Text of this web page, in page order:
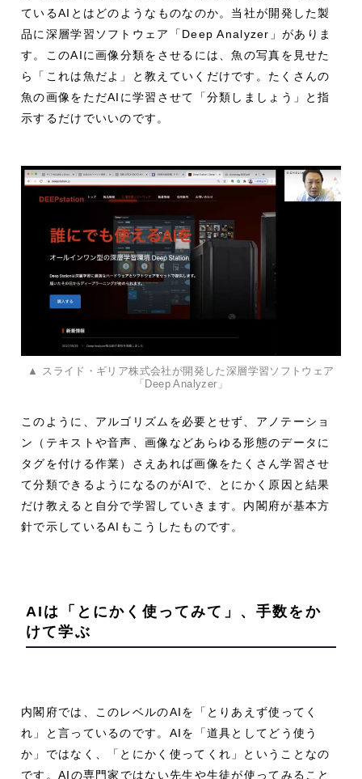
ているAIとはどのようなものなのか。当社が開発した製
品に深層学習ソフトウェア「Deep Analyzer」がありま
す。このAIに画像分類をさせるには、魚の写真を見せた
ら「これは魚だよ」と教えていくだけです。たくさんの
魚の画像をただAIに学習させて「分類しましょう」と指
示するだけでいいのです。
▲ スライド・ギリア株式会社が開発した深層学習ソフトウェア
「Deep Analyzer」
このように、アルゴリズムを必要とせず、アノテーショ
ン（テキストや音声、画像などあらゆる形態のデータに
タグを付ける作業）さえあれば画像をたくさん学習させ
て分類できるようになるのがAIで、とにかく原因と結果
だけ教えると自分で学習していきます。内閣府が基本方
針で示しているAIもこうしたものです。
AIは「とにかく使ってみて」、手数をか
けて学ぶ
内閣府では、このレベルのAIを「とりあえず使ってく
れ」と言っているのです。AIを「道具としてどう使う
か」ではなく、「とにかく使ってくれ」ということなの
です。AIの専門家ではない先生や生徒が使ってみること